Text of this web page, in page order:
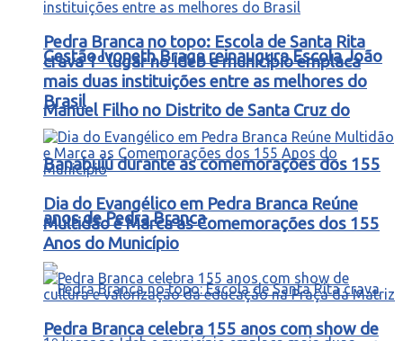
Gestão Ivoneth Braga reinaugura Escola João
Manuel Filho no Distrito de Santa Cruz do
Banabuiú durante as comemorações dos 155
anos de Pedra Branca
Pedra Branca no topo: Escola de Santa Rita
crava 1º lugar no Ideb e município emplaca
mais duas instituições entre as melhores do
Brasil
Dia do Evangélico em Pedra Branca Reúne
Multidão e Marca as Comemorações dos 155
Anos do Município
Pedra Branca celebra 155 anos com show de